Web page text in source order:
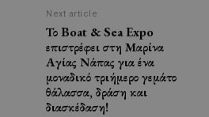
Next article
Το Boat & Sea Expo
επιστρέφει στη Μαρίνα
Αγίας Νάπας για ένα
μοναδικό τριήμερο γεμάτο
θάλασσα, δράση και
διασκέδαση!